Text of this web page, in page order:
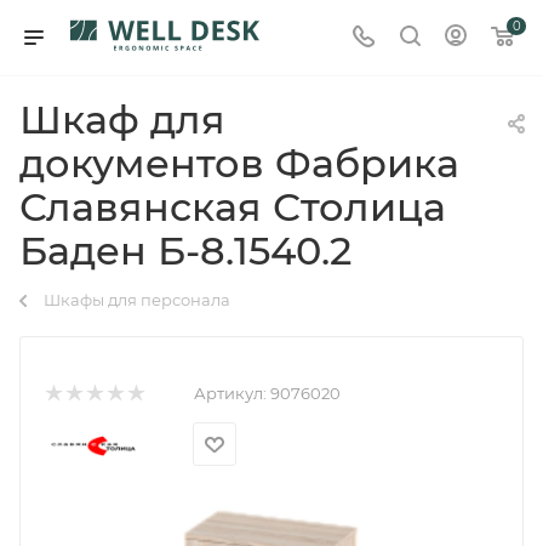
0
Шкаф для
документов Фабрика
Славянская Столица
Баден Б-8.1540.2
Шкафы для персонала
Артикул: 9076020